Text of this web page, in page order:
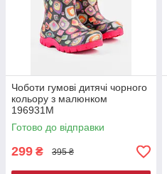
Чоботи гумові дитячі чорного
кольору з малюнком
196931M
Готово до відправки
299 ₴ 395 ₴